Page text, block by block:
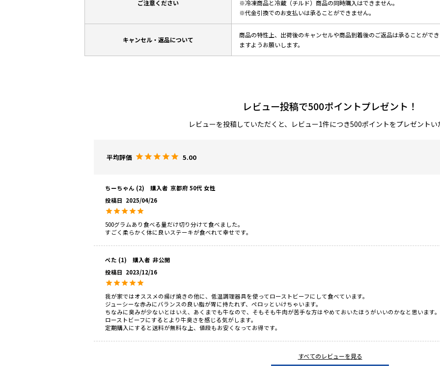
ご注意ください
※冷凍商品と冷蔵（チルド）商品の同時購入はできません。
※代金引換でのお支払いは承ることができません。
キャンセル・返品について
商品の特性上、出荷後のキャンセルや商品到着後のご返品は承ることがで
ますようお願いします。
レビュー投稿で500ポイントプレゼント！
レビューを投稿していただくと、レビュー1件につき500ポイントをプレゼントい
5.00
ちーちゃん 2 購入者 京都府 50代 女性
投稿日 2025/04/26
500グラムあり食べる量だけ切り分けて食べました。
すごく柔らかく体に良いステーキが食べれて幸せです。
ぺた 1 購入者 非公開
投稿日 2023/12/16
我が家ではオススメの揚げ焼きの他に、低温調理器具を使ってローストビーフにして食べています。
ジューシーな赤みにバランスの良い脂が胃に持たれず、ペロッといけちゃいます。
ちなみに臭みが少ないとはいえ、あくまでも牛なので、そもそも牛肉が苦手な方はやめておいたほうがいいのかなと思います。
ローストビーフにするとより牛臭さを感じる気がします。
定期購入にすると送料が無料な上、値段もお安くなってお得です。
すべてのレビューを見る